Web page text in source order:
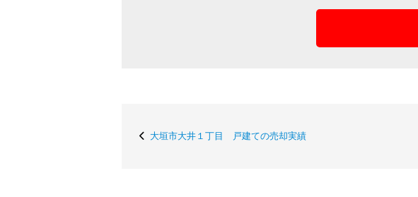
大垣市大井１丁目 戸建ての売却実績